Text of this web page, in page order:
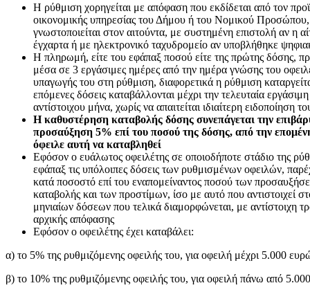
Η ρύθμιση χορηγείται με απόφαση που εκδίδεται από τον
οικονομικής υπηρεσίας του Δήμου ή του Νομικού
γνωστοποιείται στον αιτούντα, με συστημένη επιστολή αν η
έγχαρτα ή με ηλεκτρονικό ταχυδρομείο αν υποβλήθηκε
Η πληρωμή, είτε του εφάπαξ ποσού είτε της πρώτης δόσης,
μέσα σε 3 εργάσιμες ημέρες από την ημέρα γνώσης του
υπαγωγής του στη ρύθμιση, διαφορετικά η ρύθμιση
επόμενες δόσεις καταβάλλονται μέχρι την τελευταία
αντίστοιχου μήνα, χωρίς να απαιτείται ιδιαίτερη ειδοποίηση
Η καθυστέρηση καταβολής δόσης συνεπάγεται την
προσαύξηση 5% επί του ποσού της δόσης, από την
όφειλε αυτή να καταβληθεί
Εφόσον ο ευάλωτος οφειλέτης σε οποιοδήποτε στάδιο της
εφάπαξ τις υπόλοιπες δόσεις των ρυθμισμένων οφειλών,
κατά ποσοστό επί του εναπομείναντος ποσού των
καταβολής και των προστίμων, ίσο με αυτό που αντιστοιχεί
μηνιαίων δόσεων που τελικά διαμορφώνεται, με αντίστοιχη
αρχικής απόφασης
Εφόσον ο οφειλέτης έχει καταβάλει:
α) το 5% της ρυθμιζόμενης οφειλής του, για οφειλή μέχρι 5.000
β) το 10% της ρυθμιζόμενης οφειλής του, για οφειλή πάνω από